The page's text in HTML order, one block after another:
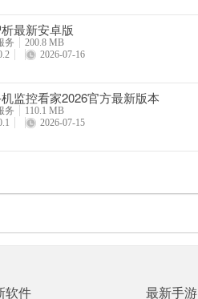
最新安卓版
务
200.8 MB
2026-07-16
监控看家2026官方最新版本
务
110.1 MB
2026-07-15
软件 最新手游